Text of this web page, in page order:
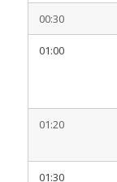
00:30
01:00
01:20
01:30